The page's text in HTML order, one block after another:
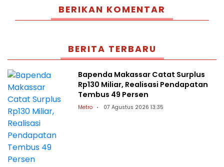
BERIKAN KOMENTAR
BERITA TERBARU
Bapenda Makassar Catat Surplus
Rp130 Miliar, Realisasi Pendapatan
Tembus 49 Persen
Metro 07 Agustus 2026 13:35